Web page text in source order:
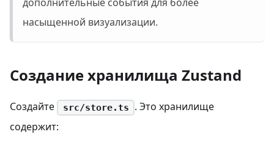
насыщенной визуализации.
Создание хранилища Zustand
Создайте src/store.ts
. Это хранилище
содержит: